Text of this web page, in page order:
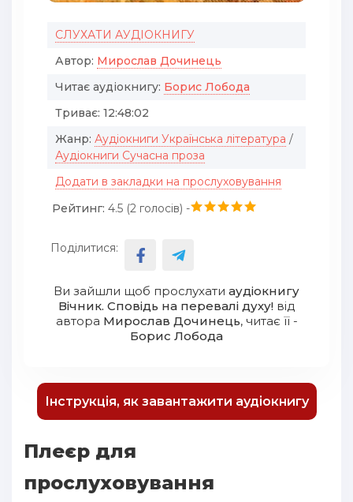
СЛУХАТИ АУДІОКНИГУ
Автор: Мирослав Дочинець
Читає аудіокнигу: Борис Лобода
Триває: 12:48:02
Жанр: Аудіокниги Українська література /
Аудіокниги Сучасна проза
Додати в закладки на прослуховування
Рейтинг: 4.5 (2 голосів) -
Поділитися:
Ви зайшли щоб прослухати аудіокнигу
Вічник. Сповідь на перевалі духу!від
автора Мирослав Дочинець, читає її -
Борис Лобода
Інструкція, як завантажити аудіокнигу
Плеєр для
прослуховування